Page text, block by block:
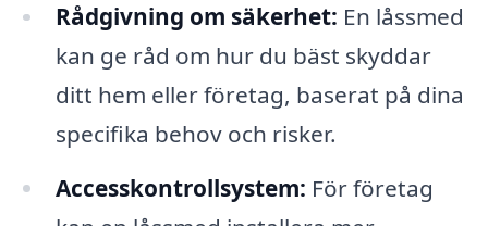
Rådgivning om säkerhet: En låssmed
kan ge råd om hur du bäst skyddar
ditt hem eller företag, baserat på dina
specifika behov och risker.
Accesskontrollsystem: För företag